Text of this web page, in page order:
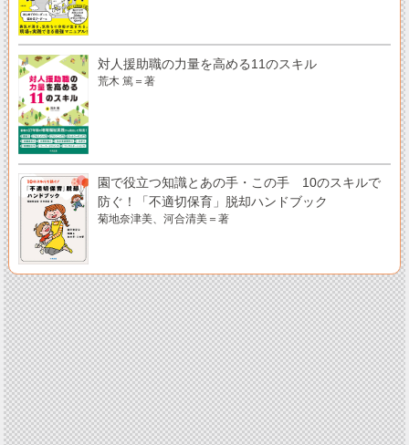
対人援助職の力量を高める11のスキル
荒木 篤＝著
園で役立つ知識とあの手・この手 10のスキルで
防ぐ！「不適切保育」脱却ハンドブック
菊地奈津美、河合清美＝著